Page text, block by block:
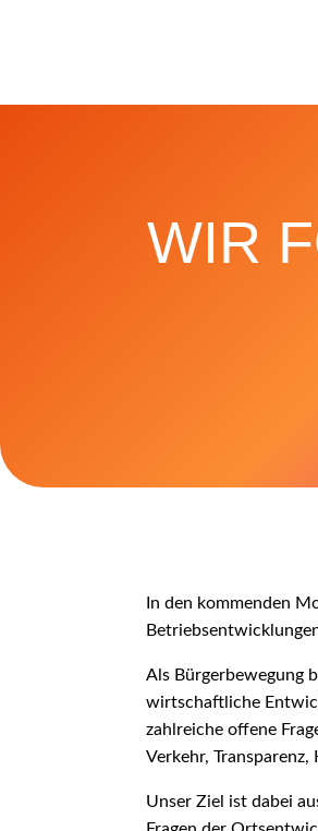
WIR
In den kommenden
Als Bürgerbewegung
wirtschaftliche
zahlreiche offene
Verkehr,
Unser Ziel ist dabei